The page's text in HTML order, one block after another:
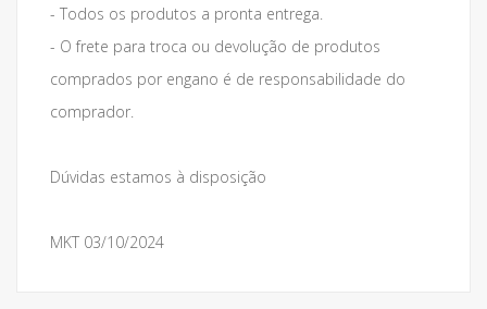
- Todos os produtos a pronta entrega.
- O frete para troca ou devolução de produtos
comprados por engano é de responsabilidade do
comprador.
Dúvidas estamos à disposição
MKT 03/10/2024